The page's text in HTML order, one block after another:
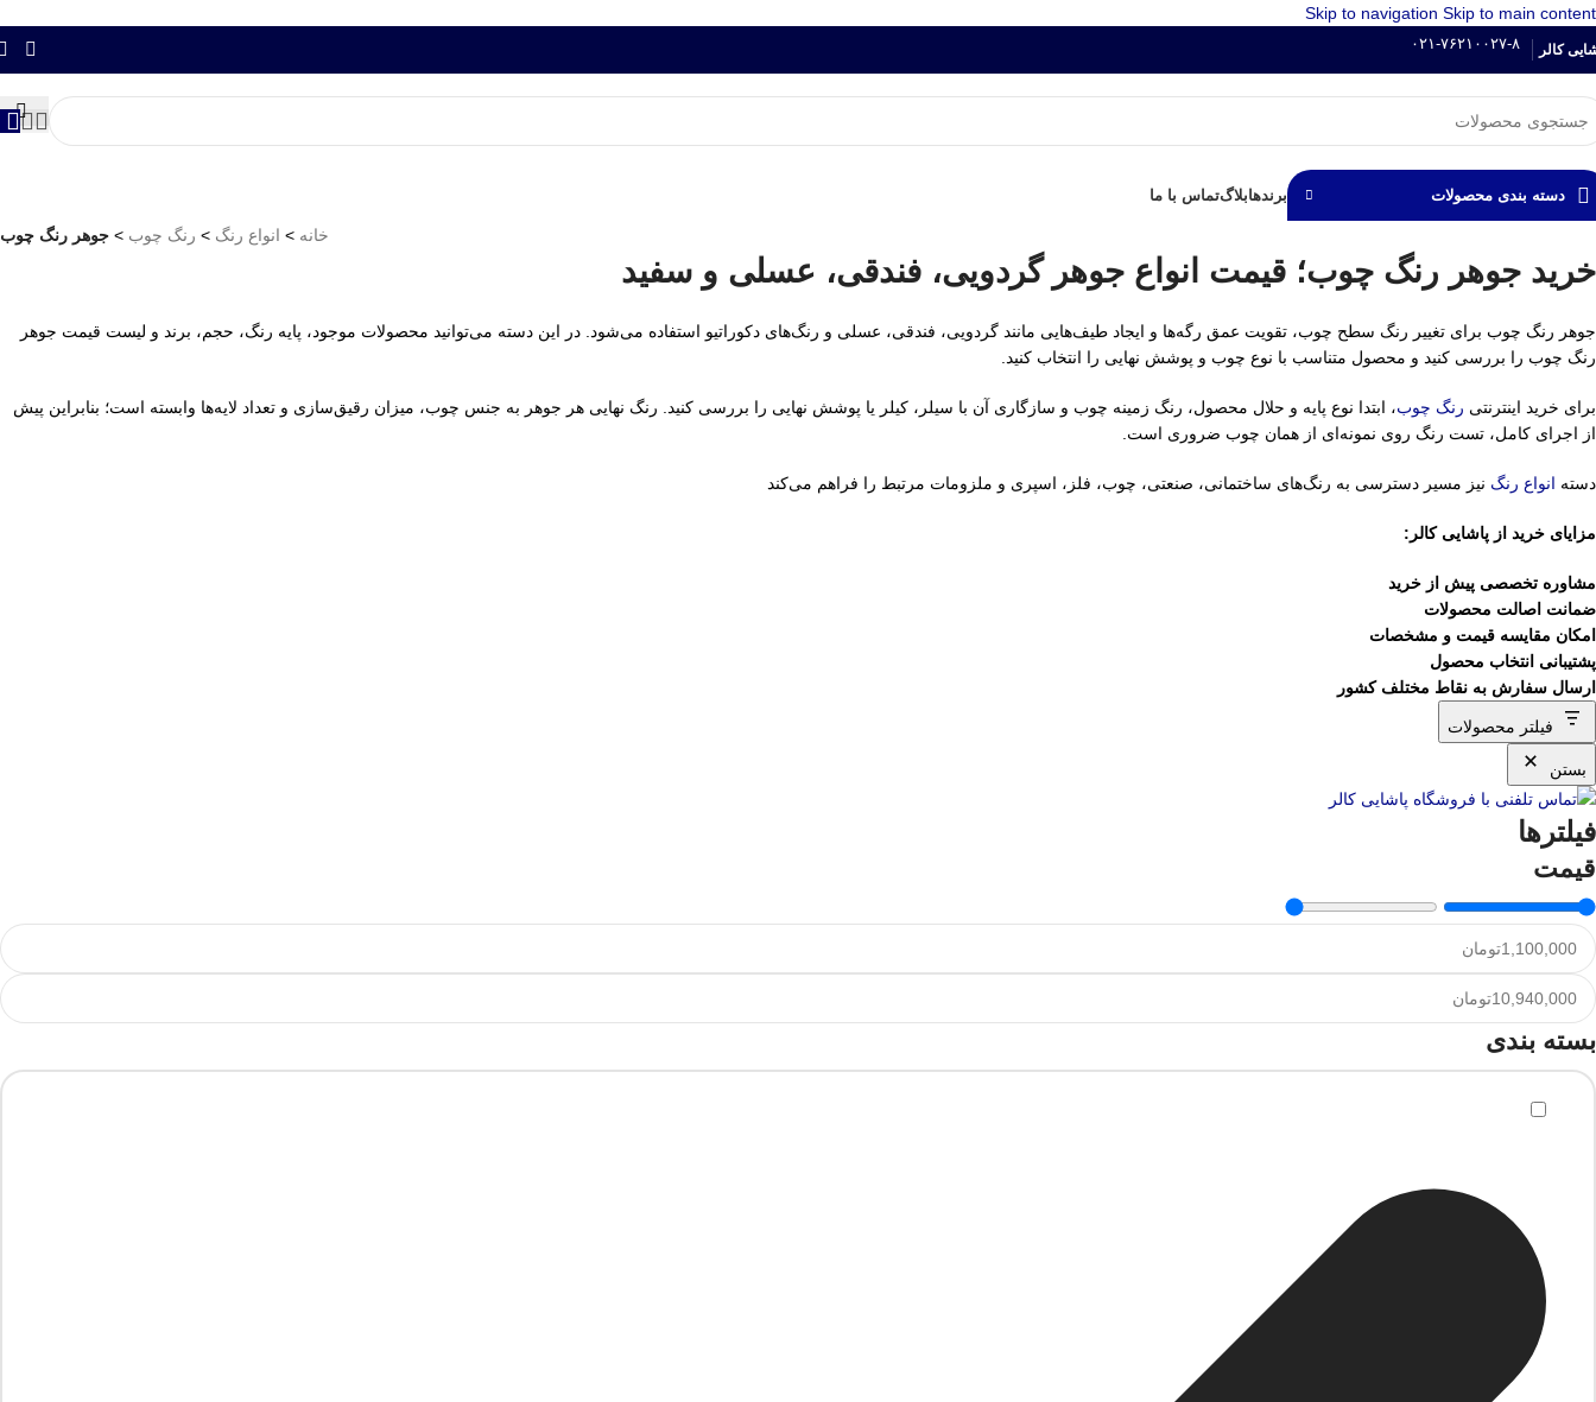
Skip to navigation Skip to main content
کالر ۰۲۱-۷۶۲۱۰۰۲۷-۸
دسته بندی محصولات برند‌هابلاگتماس با ما
خانه > انواع رنگ > رنگ چوب > جوهر رنگ چوب
خرید جوهر رنگ چوب؛ قیمت انواع جوهر گردویی، فندقی، عسلی و سفید
جوهر رنگ چوب برای تغییر رنگ سطح چوب، تقویت عمق رگه‌ها و ایجاد طیف‌هایی مانند گردویی، فندقی، عسلی و رنگ‌های دکوراتیو استفاده می‌شود. در این دسته می‌توانید محصولات موجود، پایه رنگ، حجم، برند و لیست قیمت جوهر
رنگ چوب را بررسی کنید و محصول متناسب با نوع چوب و پوشش نهایی را انتخاب کنید.
برای خرید اینترنتی رنگ چوب، ابتدا نوع پایه و حلال محصول، رنگ زمینه چوب و سازگاری آن با سیلر، کیلر یا پوشش نهایی را بررسی کنید. رنگ نهایی هر جوهر به جنس چوب، میزان رقیق‌سازی و تعداد لایه‌ها وابسته است؛ بنابراین پیش
از اجرای کامل، تست رنگ روی نمونه‌ای از همان چوب ضروری است.
دسته انواع رنگ نیز مسیر دسترسی به رنگ‌های ساختمانی، صنعتی، چوب، فلز، اسپری و ملزومات مرتبط را فراهم می‌کند
مزایای خرید از پاشایی کالر:
مشاوره تخصصی پیش از خرید
ضمانت اصالت محصولات
امکان مقایسه قیمت و مشخصات
پشتیبانی انتخاب محصول
ارسال سفارش به نقاط مختلف کشور
فیلتر محصولات
بستن
فیلترها
قیمت
بسته بندی